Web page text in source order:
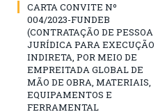
CARTA CONVITE Nº
004/2023-FUNDEB
(CONTRATAÇÃO DE PESSOA
JURÍDICA PARA EXECUÇÃO
INDIRETA, POR MEIO DE
EMPREITADA GLOBAL DE
MÃO DE OBRA, MATERIAIS,
EQUIPAMENTOS E
FERRAMENTAL